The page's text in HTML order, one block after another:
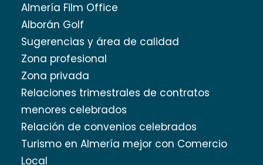
Almería Film Office
Alborán Golf
Sugerencias y área de calidad
Zona profesional
Zona privada
Relaciones trimestrales de contratos
menores celebrados
Relación de convenios celebrados
Turismo en Almería mejor con Comercio
Local